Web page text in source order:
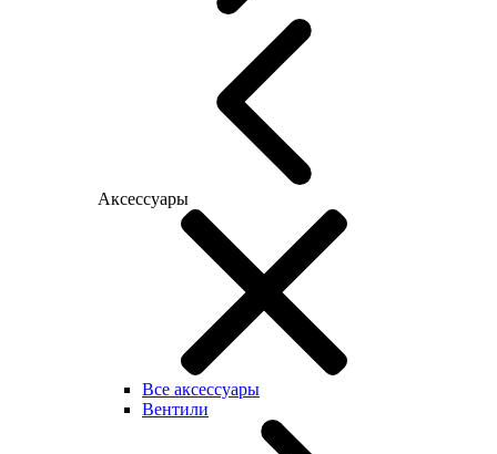
Аксессуары
Все аксессуары
Вентили